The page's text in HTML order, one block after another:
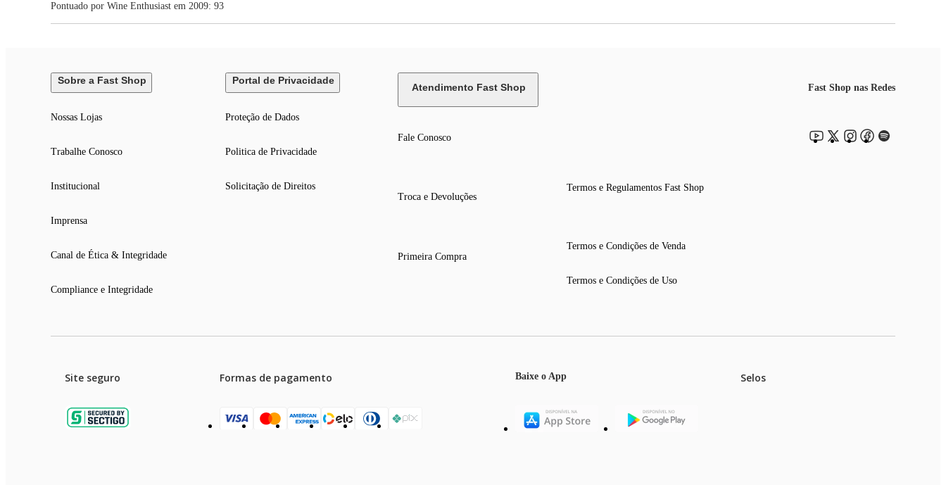
Pontuado por Wine Enthusiast em 2009: 93
Sobre a Fast Shop
Nossas Lojas
Trabalhe Conosco
Institucional
Imprensa
Canal de Ética & Integridade
Compliance e Integridade
Portal de Privacidade
Proteção de Dados
Politica de Privacidade
Solicitação de Direitos
Atendimento Fast Shop
Fale Conosco
Troca e Devoluções
Primeira Compra
Termos e Regulamentos Fast Shop
Termos e Condições de Venda
Termos e Condições de Uso
Fast Shop nas Redes
Site seguro Formas de pagamento Baixe o App Selos